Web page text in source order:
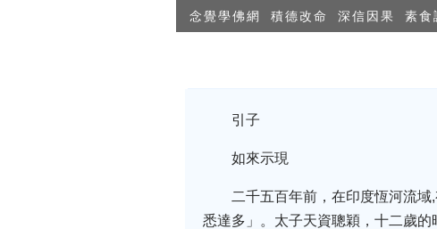
念覺學佛網 積德改命 深信因果 素食
引子
如來示現
二千五百年前，在印度恆河流
悉達多」。太子天資聰穎，十二歲